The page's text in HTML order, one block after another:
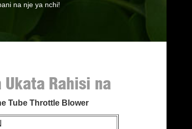
na nje ya nchi!
Ukata Rahisi na
Tube Throttle Blower